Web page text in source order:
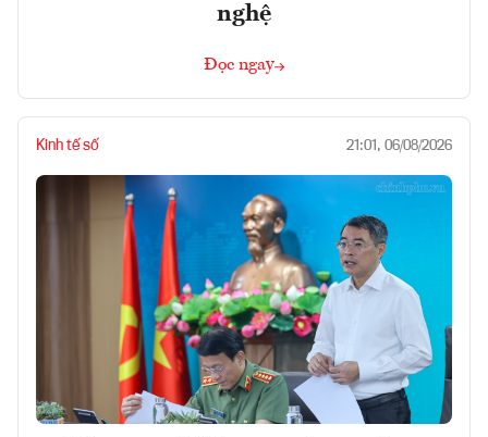
nghệ
Đọc ngay
Kinh tế số 21:01, 06/08/2026